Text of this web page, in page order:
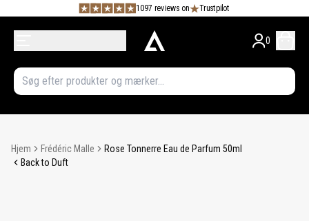
1097 reviews on Trustpilot
0
Hjem Frédéric Malle
Rose Tonnerre Eau de Parfum 50ml
Back to Duft